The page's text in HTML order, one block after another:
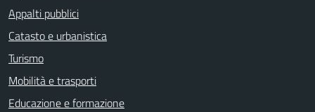
Appalti pubblici
Catasto e urbanistica
Turismo
Mobilità e trasporti
Educazione e formazione